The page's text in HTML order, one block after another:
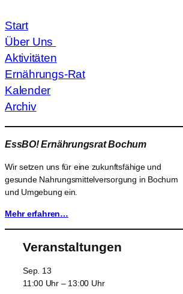
Start
Über Uns
Aktivitäten
Ernährungs-Rat
Kalender
Archiv
EssBO! Ernährungsrat Bochum
Wir setzen uns für eine zukunftsfähige und
gesunde Nahrungsmittelversorgung in Bochum
und Umgebung ein.
Mehr erfahren…
Veranstaltungen
Sep. 13
11:00 Uhr – 13:00 Uhr